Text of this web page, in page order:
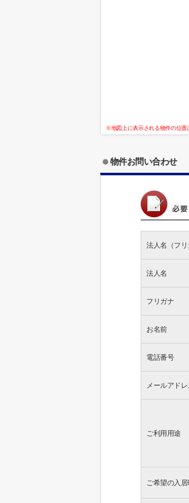
※地図上に表示される物件の位置
物件お問い合わせ
法人名（フリ
法人名
フリガナ
お名前
電話番号
メールアドレ
ご利用用途
ご希望の入